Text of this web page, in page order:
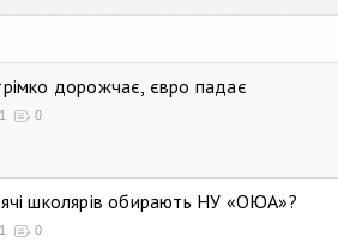
дорожчає, євро падає
0
школярів обирають НУ «ОЮА»?
0